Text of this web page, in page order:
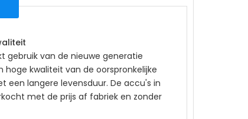
gebruik van de nieuwe generatie
kwaliteit van de oorspronkelijke
een langere levensduur. De accu's in
met de prijs af fabriek en zonder